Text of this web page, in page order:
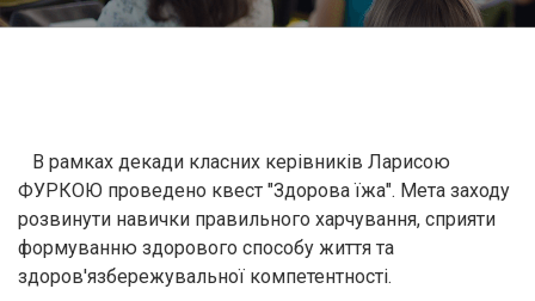
В рамках декади класних керівників Ларисою
ФУРКОЮ проведено квест "Здорова їжа". Мета заходу
розвинути навички правильного харчування, сприяти
формуванню здорового способу життя та
здоров'язбережувальної компетентності.